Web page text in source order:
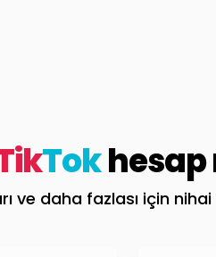
Tokhesap
ve daha fazlası için